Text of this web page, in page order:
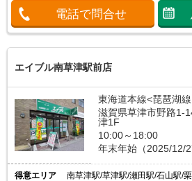
電話で問合せ
エイブル南草津駅前店
東海道本線<琵琶湖
滋賀県草津市野路
津1F
10:00～18:00
年末年始（2025/12/
得意エリア 南草津駅/草津駅/瀬田駅/石山駅/